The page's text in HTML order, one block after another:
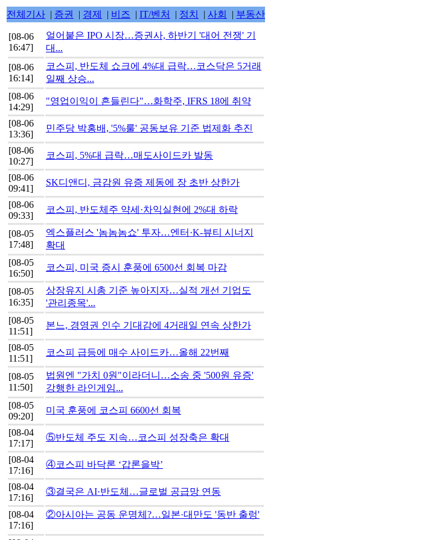
전체기사 | 증권 | 경제 | 비즈 | IT/벤처 | 정치 | 사회 | 부동산
[08-06
16:47]
얼어붙은 IPO 시장…증권사, 하반기 '대어 전쟁' 기
대...
[08-06
16:14]
코스피, 반도체 쇼크에 4%대 급락…코스닥은 5거래
일째 상승...
[08-06
14:29]
"영업이익이 흔들린다"…화학주, IFRS 18에 취약
[08-06
13:36]
민주당 박홍배, '5%룰' 공동보유 기준 법제화 추진
[08-06
10:27]
코스피, 5%대 급락…매도사이드카 발동
[08-06
09:41]
SK디앤디, 금감원 유증 제동에 장 초반 상한가
[08-06
09:33]
코스피, 반도체주 약세·차익실현에 2%대 하락
[08-05
17:48]
엑스플러스 '놈놈놈쇼' 투자…엔터·K-뷰티 시너지
확대
[08-05
16:50]
코스피, 미국 증시 훈풍에 6500선 회복 마감
[08-05
16:35]
상장유지 시총 기준 높아지자…실적 개선 기업도
'관리종목'...
[08-05
11:51]
본느, 경영권 인수 기대감에 4거래일 연속 상한가
[08-05
11:51]
코스피 급등에 매수 사이드카…올해 22번째
[08-05
11:50]
법원엔 "가치 0원"이라더니…소송 중 '500원 유증'
강행한 라인게임...
[08-05
09:20]
미국 훈풍에 코스피 6600선 회복
[08-04
17:17]
⑤반도체 주도 지속…코스피 성장축은 확대
[08-04
17:16]
④코스피 바닥론 ‘갑론을박’
[08-04
17:16]
③결국은 AI·반도체…글로벌 공급망 연동
[08-04
17:16]
②아시아는 공동 운명체?…일본·대만도 '동반 출렁'